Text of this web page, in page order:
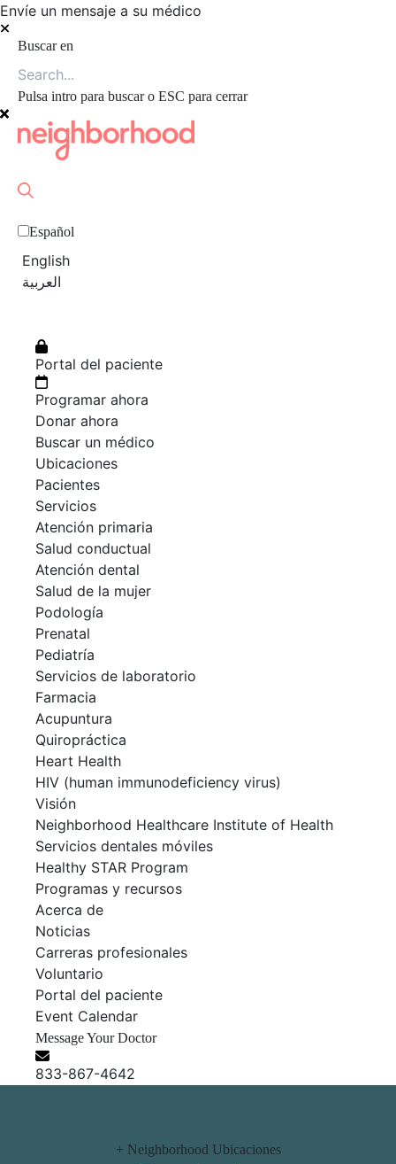
Envíe un mensaje a su médico
Buscar en
Pulsa intro para buscar o ESC para cerrar
Español
English
العربية‏
Portal del paciente
Programar ahora
Donar ahora
Buscar un médico
Ubicaciones
Pacientes
Servicios
Atención primaria
Salud conductual
Atención dental
Salud de la mujer
Podología
Prenatal
Pediatría
Servicios de laboratorio
Farmacia
Acupuntura
Quiropráctica
Heart Health
HIV (human immunodeficiency virus)
Visión
Neighborhood Healthcare Institute of Health
Servicios dentales móviles
Healthy STAR Program
Programas y recursos
Acerca de
Noticias
Carreras profesionales
Voluntario
Portal del paciente
Event Calendar
Message Your Doctor
833-867-4642
+ Neighborhood Ubicaciones